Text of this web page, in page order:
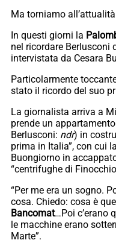
Ma torniamo
In questi giorni la
nel ricordare Berlusconi
intervistata da Cesara
Particolarmente
stato il ricordo del suo
La giornalista arriva a
prende un
Berlusconi: ndr) in
prima in Italia”, con cui
Buongiorno in
“centrifughe di
“Per me era un sogno.
cosa. Chiedo: cosa è
Bancomat…Poi c’erano
le macchine erano
Marte”.